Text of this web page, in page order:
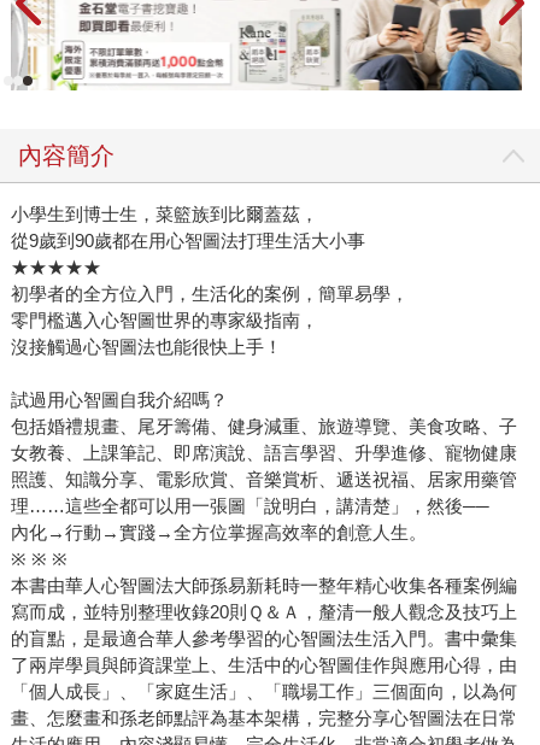
內容簡介
小學生到博士生，菜籃族到比爾蓋茲，
從9歲到90歲都在用心智圖法打理生活大小事
★★★★★
初學者的全方位入門，生活化的案例，簡單易學，
零門檻邁入心智圖世界的專家級指南，
沒接觸過心智圖法也能很快上手！
試過用心智圖自我介紹嗎？
包括婚禮規畫、尾牙籌備、健身減重、旅遊導覽、美食攻略、子
女教養、上課筆記、即席演說、語言學習、升學進修、寵物健康
照護、知識分享、電影欣賞、音樂賞析、遞送祝福、居家用藥管
理……這些全都可以用一張圖「說明白，講清楚」，然後──
內化→行動→實踐→全方位掌握高效率的創意人生。
※ ※ ※
本書由華人心智圖法大師孫易新耗時一整年精心收集各種案例編
寫而成，並特別整理收錄20則Ｑ＆Ａ，釐清一般人觀念及技巧上
的盲點，是最適合華人參考學習的心智圖法生活入門。書中彙集
了兩岸學員與師資課堂上、生活中的心智圖佳作與應用心得，由
「個人成長」、「家庭生活」、「職場工作」三個面向，以為何
畫、怎麼畫和孫老師點評為基本架構，完整分享心智圖法在日常